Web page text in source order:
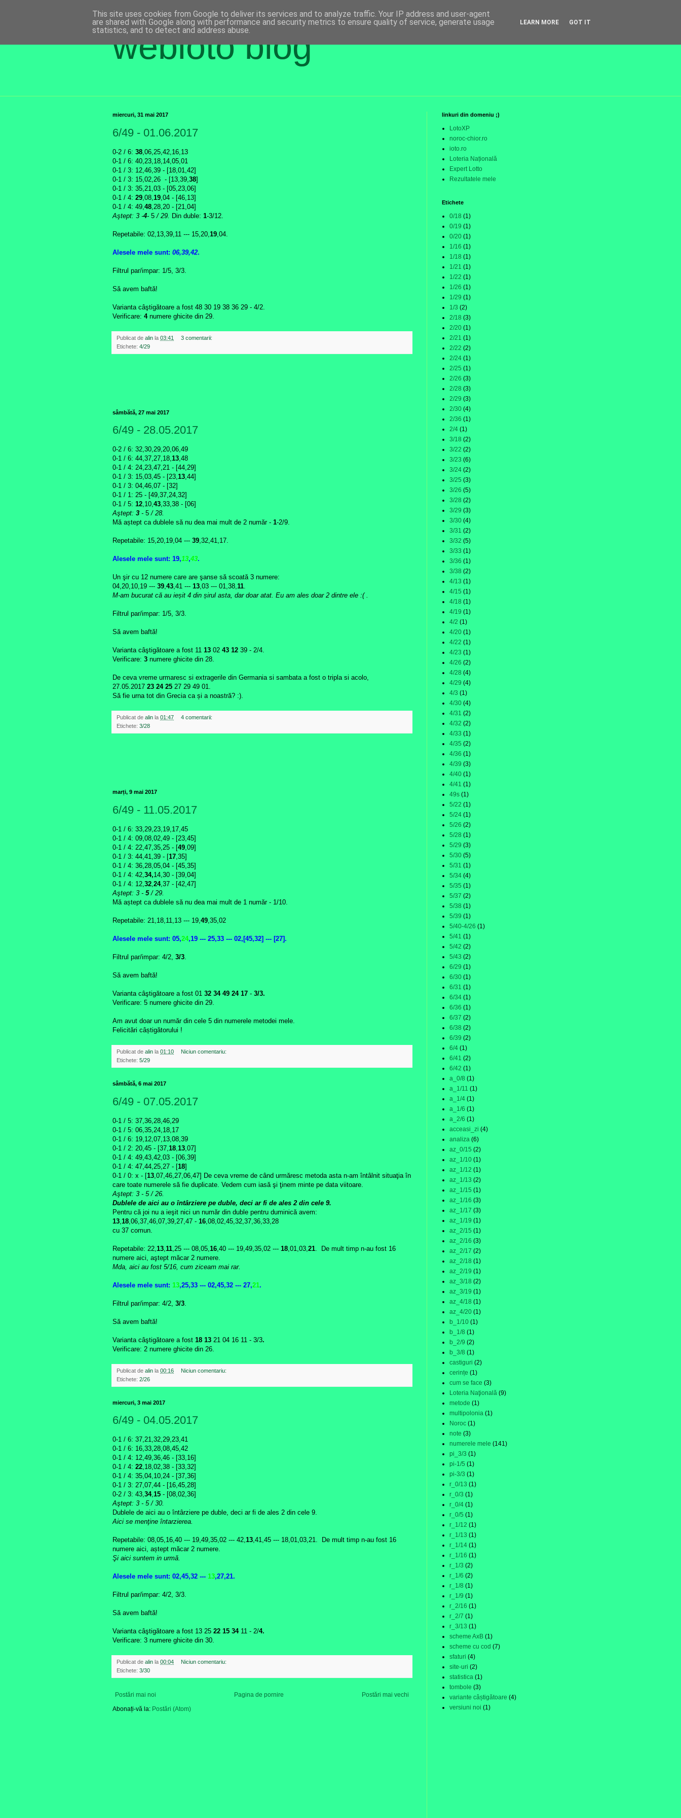
webloto blog
miercuri, 31 mai 2017
6/49 - 01.06.2017
0-2 / 6: 38 ,06,25,42,16,13
0-1 / 6: 40,23,18,14,05,01
0-1 / 3: 12,46,39 - [18,01,42]
0-1 / 3: 15,02,26 - [13,39, 38]
0-1 / 3: 35,21,03 - [05,23,06]
0-1 / 4: 29 ,08, 19 ,04 - [46,13]
0-1 / 4: 49, 48 ,28,20 - [21,04]
Aştept: 3 -4- 5 / 29. Din duble: 1-3/12
Repetabile: 02,13,39,11 --- 15,20, 19 ,04.
Alesele mele sunt: 06,39,42.
Filtrul par/impar: 1/5, 3/3.
Să avem baftă!
Varianta câştigătoare a fost 48 30 19 38 36 29 - 4/2.
Verificare: 4numere ghicite din 29.
Publicat de alin la 03:41
3 comentarii:
Etichete: 4/29
sâmbătă, 27 mai 2017
6/49 - 28.05.2017
0-2 / 6: 32,30,29,20,06,49
0-1 / 6: 44,37,27,18,13,48
0-1 / 4: 24,23,47,21 - [44,29]
0-1 / 3: 15,03,45 - [23,13,44]
0-1 / 3: 04,46,07 - [32]
0-1 / 1: 25 - [49,37,24,32]
0-1 / 5: 12,10,43,33,38 - [06]
Aştept: 3 - 5 / 28.
Mă aștept ca dublele să nu dea mai mult de 2 număr - 1-2/9.
Repetabile: 15,20,19,04 --- 39,32,41,17.
Alesele mele sunt: 19,13,43.
Un şir cu 12 numere care are şanse să scoată 3 numere:
04,20,10,19 --- 39,43,41 --- 13,03 --- 01,38,11.
M-am bucurat că au ieșit 4 din șirul asta, dar doar atat. Eu am ales doar 2 dintre ele :( .
Filtrul par/impar: 1/5, 3/3.
Să avem baftă!
Varianta câştigătoare a fost 11 13 02 43 12 39 - 2/4.
Verificare: 3 numere ghicite din 28.
De ceva vreme urmaresc si extragerile din Germania si sambata a fost o tripla si acolo,
27.05.2017 23 24 25 27 29 49 01.
Să fie urna tot din Grecia ca și a noastră? :).
Publicat de alin la 01:47
4 comentarii:
Etichete: 3/28
marți, 9 mai 2017
6/49 - 11.05.2017
0-1 / 6: 33,29,23,19,17,45
0-1 / 4: 09,08,02,49 - [23,45]
0-1 / 4: 22,47,35,25 - [49,09]
0-1 / 3: 44,41,39 - [17,35]
0-1 / 4: 36,28,05,04 - [45,35]
0-1 / 4: 42,34,14,30 - [39,04]
0-1 / 4: 12,32,24,37 - [42,47]
Aştept: 3 - 5 / 29.
Mă aștept ca dublele să nu dea mai mult de 1 număr - 1/10.
Repetabile: 21,18,11,13 --- 19,49,35,02
Alesele mele sunt: 05,24,19 --- 25,33 --- 02,[45,32] --- [27].
Filtrul par/impar: 4/2, 3/3.
Să avem baftă!
Varianta câştigătoare a fost 01 32 34 49 24 17 - 3/3.
Verificare: 5 numere ghicite din 29.
Am avut doar un număr din cele 5 din numerele metodei mele.
Felicitări câștigătorului !
Publicat de alin la 01:10
Niciun comentariu:
Etichete: 5/29
sâmbătă, 6 mai 2017
6/49 - 07.05.2017
0-1 / 5: 37,36,28,46,29
0-1 / 5: 06,35,24,18,17
0-1 / 6: 19,12,07,13,08,39
0-1 / 2: 20,45 - [37, 18 13 ,07]
0-1 / 4: 49,43,42,03 - [06,39]
0-1 / 4: 47,44,25,27 - [18]
0-1 / 0: x - [13 ,07,46,27,06,47] De ceva vreme de când urmăresc metoda asta n-am întâlnit situaţia în
care toate numerele să fie duplicate. Vedem cum iasă şi ţinem minte pe data viitoare.
Aştept: 3 - 5 / 26.
Dublele de aici au o întârziere pe duble, deci ar fi de ales 2 din cele 9.
Pentru că joi nu a ieşit nici un număr din duble pentru duminică avem:
13 18 ,06,37,46,07,39,27,47 - 16 ,08,02,45,32,37,36,33,28
cu 37 comun.
Repetabile: 22, 13 11 ,25 --- 08,05, 16 ,40 --- 19,49,35,02 --- 18 ,01,03, 21 . De mult timp n-au fost 16
numere aici, aştept măcar 2 numere.
Mda, aici au fost 5/16, cum ziceam mai rar.
Alesele mele sunt: 13,25,33 --- 02,45,32 --- 27,21.
Filtrul par/impar: 4/2, 3/3
Să avem baftă!
Varianta câştigătoare a fost 18 13 21 04 16 11 - 3/3.
Verificare: 2 numere ghicite din 26.
Publicat de alin la 00:16
Niciun comentariu:
Etichete: 2/26
miercuri, 3 mai 2017
6/49 - 04.05.2017
0-1 / 6: 37,21,32,29,23,41
0-1 / 6: 16,33,28,08,45,42
0-1 / 4: 12,49,36,46 - [33,16]
0-1 / 4: 22,18,02,38 - [33,32]
0-1 / 4: 35,04,10,24 - [37,36]
0-1 / 3: 27,07,44 - [16,45,28]
0-2 / 3: 43,34,15 - [08,02,36]
Aştept: 3 - 5 / 30.
Dublele de aici au o întârziere pe duble, deci ar fi de ales 2 din cele 9.
Aici se menţine întarzierea.
Repetabile: 08,05,16,40 --- 19,49,35,02 --- 42,13,41,45 --- 18,01,03,21. De mult timp n-au fost 16
numere aici, aștept măcar 2 numere.
Şi aici suntem in urmă.
Alesele mele sunt: 02,45,32 --- 13,27,21.
Filtrul par/impar: 4/2, 3/3.
Să avem baftă!
Varianta câştigătoare a fost 13 25 22 15 3411 - 2/4.
Verificare: 3 numere ghicite din 30.
Publicat de alin la 00:04
Niciun comentariu:
Etichete: 3/30
Postări mai noi Postări mai vechi
Pagina de pornire
Abonați-vă la: Postări (Atom)
linkuri din domeniu ;)
LotoXP
noroc-chior.ro
ioto.ro
Loteria Națională
Expert Lotto
Rezultatele mele
Etichete
0/18 (1)
0/19 (1)
0/20 (1)
1/16 (1)
1/18 (1)
1/21 (1)
1/22 (1)
1/26 (1)
1/29 (1)
1/3 (2)
2/18 (3)
2/20 (1)
2/21 (1)
2/22 (2)
2/24 (1)
2/25 (1)
2/26 (3)
2/28 (3)
2/29 (3)
2/30 (4)
2/36 (1)
2/4 (1)
3/18 (2)
3/22 (2)
3/23 (6)
3/24 (2)
3/25 (3)
3/26 (5)
3/28 (2)
3/29 (3)
3/30 (4)
3/31 (2)
3/32 (5)
3/33 (1)
3/36 (1)
3/38 (2)
4/13 (1)
4/15 (1)
4/18 (1)
4/19 (1)
4/2 (1)
4/20 (1)
4/22 (1)
4/23 (1)
4/26 (2)
4/28 (4)
4/29 (4)
4/3 (1)
4/30 (4)
4/31 (2)
4/32 (2)
4/33 (1)
4/35 (2)
4/36 (1)
4/39 (3)
4/40 (1)
4/41 (1)
49s (1)
5/22 (1)
5/24 (1)
5/26 (2)
5/28 (1)
5/29 (3)
5/30 (5)
5/31 (1)
5/34 (4)
5/35 (1)
5/37 (2)
5/38 (1)
5/39 (1)
5/40-4/26 (1)
5/41 (1)
5/42 (2)
5/43 (2)
6/29 (1)
6/30 (1)
6/31 (1)
6/34 (1)
6/36 (1)
6/37 (2)
6/38 (2)
6/39 (2)
6/4 (1)
6/41 (2)
6/42 (1)
a_0/8 (1)
a_1/11 (1)
a_1/4 (1)
a_1/6 (1)
a_2/6 (1)
acceasi_zi (4)
analiza (6)
az_0/15 (2)
az_1/10 (1)
az_1/12 (1)
az_1/13 (2)
az_1/15 (1)
az_1/16 (3)
az_1/17 (3)
az_1/19 (1)
az_2/15 (1)
az_2/16 (3)
az_2/17 (2)
az_2/18 (1)
az_2/19 (1)
az_3/18 (2)
az_3/19 (1)
az_4/18 (1)
az_4/20 (1)
b_1/10 (1)
b_1/8 (1)
b_2/9 (2)
b_3/8 (1)
castiguri (2)
cerințe (1)
cum se face (3)
Loteria Naţională (9)
metode (1)
multipolonia (1)
Noroc (1)
note (3)
numerele mele (141)
pi_3/3 (1)
pi-1/5 (1)
pi-3/3 (1)
r_0/13 (1)
r_0/3 (1)
r_0/4 (1)
r_0/5 (1)
r_1/12 (1)
r_1/13 (1)
r_1/14 (1)
r_1/16 (1)
r_1/3 (2)
r_1/6 (2)
r_1/8 (1)
r_1/9 (1)
r_2/16 (1)
r_2/7 (1)
r_3/13 (1)
scheme AxB (1)
scheme cu cod (7)
sfaturi (4)
site-uri (2)
statistica (1)
tombole (3)
variante câștigătoare (4)
versiuni noi (1)
This site uses cookies from Google to deliver its services and to analyze traffic. Your IP address and user-agent
are shared with Google along with performance and security metrics to ensure quality of service, generate usage
statistics, and to detect and address abuse.
LEARN MORE GOT IT